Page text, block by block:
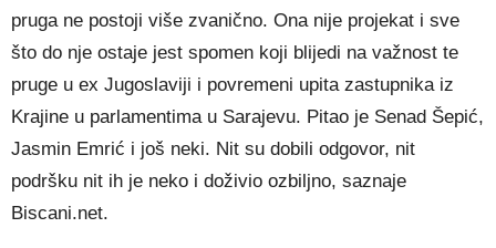
pruga ne postoji više zvanično. Ona nije projekat i sve
što do nje ostaje jest spomen koji blijedi na važnost te
pruge u ex Jugoslaviji i povremeni upita zastupnika iz
Krajine u parlamentima u Sarajevu. Pitao je Senad Šepić,
Jasmin Emrić i još neki. Nit su dobili odgovor, nit
podršku nit ih je neko i doživio ozbiljno, saznaje
Biscani.net.